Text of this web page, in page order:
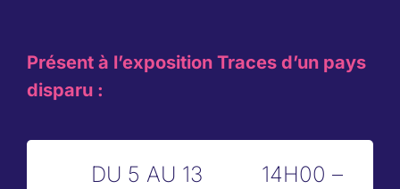
Présent à l’exposition Traces d’un pays
disparu :
DU 5 AU 13
14H00 –